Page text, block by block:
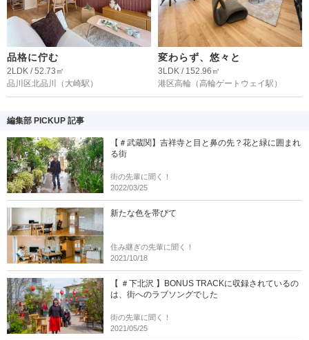
品格に佇む
2LDK / 52.73㎡
品川区北品川
（大崎駅）
変わらず、悠々と
3LDK / 152.96㎡
港区高輪 （高輪ゲートウェイ駅）
編集部 PICKUP 記事
【＃武蔵関】吉祥寺と目と鼻の先？花と緑に囲まれ
る街
街の先輩に聞く！
2022/03/25
新たな色を帯びて
住み継ぎの先輩に聞く！
2021/10/18
【 ＃下北沢 】BONUS TRACKに収録されているの
は、街へのラブソングでした
街の先輩に聞く！
2021/05/25